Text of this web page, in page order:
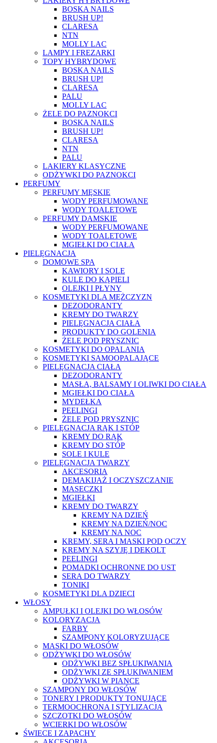
BOSKA NAILS
BRUSH UP!
CLARESA
NTN
MOLLY LAC
LAMPY I FREZARKI
TOPY HYBRYDOWE
BOSKA NAILS
BRUSH UP!
CLARESA
PALU
MOLLY LAC
ŻELE DO PAZNOKCI
BOSKA NAILS
BRUSH UP!
CLARESA
NTN
PALU
LAKIERY KLASYCZNE
ODŻYWKI DO PAZNOKCI
PERFUMY
PERFUMY MĘSKIE
WODY PERFUMOWANE
WODY TOALETOWE
PERFUMY DAMSKIE
WODY PERFUMOWANE
WODY TOALETOWE
MGIEŁKI DO CIAŁA
PIELĘGNACJA
DOMOWE SPA
KAWIORY I SOLE
KULE DO KĄPIELI
OLEJKI I PŁYNY
KOSMETYKI DLA MĘŻCZYZN
DEZODORANTY
KREMY DO TWARZY
PIELĘGNACJA CIAŁA
PRODUKTY DO GOLENIA
ŻELE POD PRYSZNIC
KOSMETYKI DO OPALANIA
KOSMETYKI SAMOOPALAJĄCE
PIELĘGNACJA CIAŁA
DEZODORANTY
MASŁA, BALSAMY I OLIWKI DO CIAŁA
MGIEŁKI DO CIAŁA
MYDEŁKA
PEELINGI
ŻELE POD PRYSZNIC
PIELĘGNACJA RĄK I STÓP
KREMY DO RĄK
KREMY DO STÓP
SOLE I KULE
PIELĘGNACJA TWARZY
AKCESORIA
DEMAKIJAŻ I OCZYSZCZANIE
MASECZKI
MGIEŁKI
KREMY DO TWARZY
KREMY NA DZIEŃ
KREMY NA DZIEŃ/NOC
KREMY NA NOC
KREMY, SERA I MASKI POD OCZY
KREMY NA SZYJĘ I DEKOLT
PEELINGI
POMADKI OCHRONNE DO UST
SERA DO TWARZY
TONIKI
KOSMETYKI DLA DZIECI
WŁOSY
AMPUŁKI I OLEJKI DO WŁOSÓW
KOLORYZACJA
FARBY
SZAMPONY KOLORYZUJĄCE
MASKI DO WŁOSÓW
ODŻYWKI DO WŁOSÓW
ODŻYWKI BEZ SPŁUKIWANIA
ODŻYWKI ZE SPŁUKIWANIEM
ODŻYWKI W PIANCE
SZAMPONY DO WŁOSÓW
TONERY I PRODUKTY TONUJĄCE
TERMOOCHRONA I STYLIZACJA
SZCZOTKI DO WŁOSÓW
WCIERKI DO WŁOSÓW
ŚWIECE I ZAPACHY